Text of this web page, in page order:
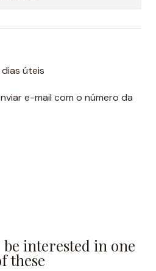
úteis
e-mail com o número da
interested in one
these